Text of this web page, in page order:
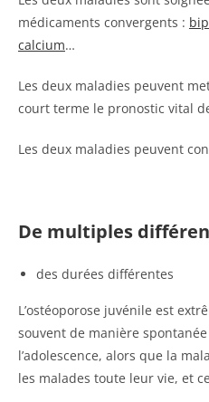
médicaments convergents :
calcium…
Les deux maladies peuvent
court terme le pronostic vital
Les deux maladies peuvent
De multiples
des durées différentes
L’ostéoporose juvénile est
souvent de manière
l’adolescence, alors que la
les malades toute leur vie, et